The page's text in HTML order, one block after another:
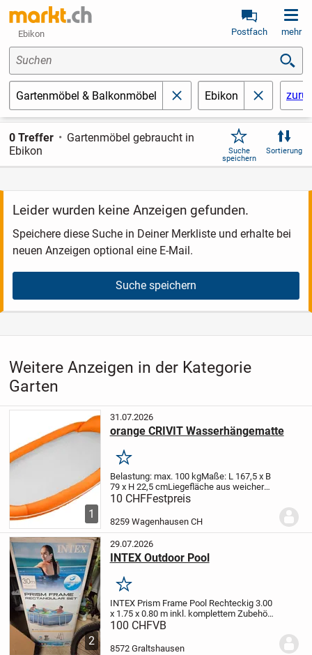
Ebikon Postfach mehr
Suchen
Gartenmöbel & Balkonmöbel schließen
Ebikon schließen
0 Treffer
Gartenmöbel gebraucht in
Ebikon
Suche
speichern
Sortierung
Leider wurden keine Anzeigen gefunden.
Speichere diese Suche in Deiner Merkliste und erhalte bei
neuen Anzeigen optional eine E-Mail.
Suche speichern
Weitere Anzeigen in der Kategorie
Garten
1
31.07.2026
orange CRIVIT Wasserhängematte
Merken
Belastung: max. 100 kgMaße: L 167,5 x B
79 x H 22,5 cmLiegefläche aus weicher
Netzkonstruktion für angenehme Kühlung
Aufblasbare Innenkammer mit
Stoffummantelung für optimalen
Inte...
10 CHFFestpreis
8259 Wagenhausen CH
2
29.07.2026
INTEX Outdoor Pool
Merken
INTEX Prism Frame Pool Rechteckig3.00
x 1.75 x 0.80 minkl. komplettem Zubehör
Zustand: praktisch neu
100 CHFVB
8572 Graltshausen